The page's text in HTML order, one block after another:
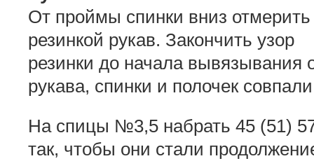
От проймы спинки вниз
резинкой рукав. Закончить узор
резинки до начала вывязывания
рукава, спинки и полочек
На спицы №3,5 набрать 45 (51)
так, чтобы они стали